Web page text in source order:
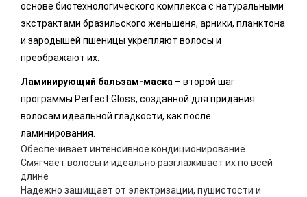
основе биотехнологического комплекса с натуральными
экстрактами бразильского женьшеня, арники, планктона
и зародышей пшеницы укрепляют волосы и
преображают их.
Ламинирующий бальзам-маска – второй шаг
программы Perfect Gloss, созданной для придания
волосам идеальной гладкости, как после
ламинирования.
Обеспечивает интенсивное кондиционирование
Смягчает волосы и идеально разглаживает их по всей
длине
Надежно защищает от электризации, пушистости и